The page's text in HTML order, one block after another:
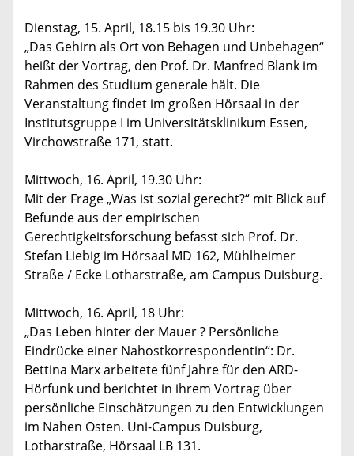
Dienstag, 15. April, 18.15 bis 19.30 Uhr:
„Das Gehirn als Ort von Behagen und Unbehagen“
heißt der Vortrag, den Prof. Dr. Manfred Blank im
Rahmen des Studium generale hält. Die
Veranstaltung findet im großen Hörsaal in der
Institutsgruppe I im Universitätsklinikum Essen,
Virchowstraße 171, statt.
Mittwoch, 16. April, 19.30 Uhr:
Mit der Frage „Was ist sozial gerecht?“ mit Blick auf
Befunde aus der empirischen
Gerechtigkeitsforschung befasst sich Prof. Dr.
Stefan Liebig im Hörsaal MD 162, Mühlheimer
Straße / Ecke Lotharstraße, am Campus Duisburg.
Mittwoch, 16. April, 18 Uhr:
„Das Leben hinter der Mauer ? Persönliche
Eindrücke einer Nahostkorrespondentin“: Dr.
Bettina Marx arbeitete fünf Jahre für den ARD-
Hörfunk und berichtet in ihrem Vortrag über
persönliche Einschätzungen zu den Entwicklungen
im Nahen Osten. Uni-Campus Duisburg,
Lotharstraße, Hörsaal LB 131.